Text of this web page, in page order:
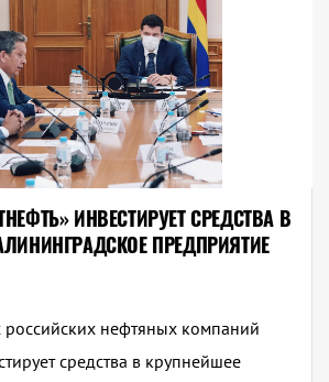
ИНВЕСТИРУЕТ СРЕДСТВА В
ПРЕДПРИЯТИЕ
нефтяных компаний
средства в крупнейшее